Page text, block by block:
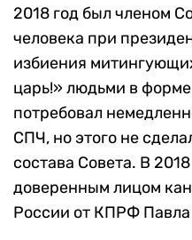
2018 год был членом
человека при
избиения
царь!» людьми в
потребовал
СПЧ, но этого не
состава Совета. В
доверенным лицом
России от КПРФ Павла